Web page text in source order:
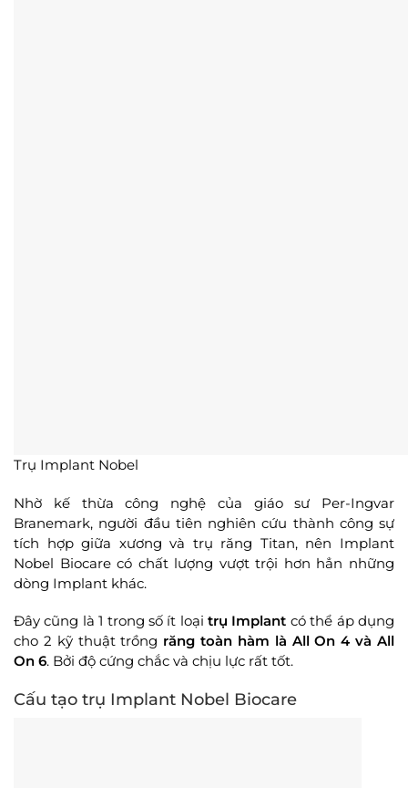
Trụ Implant Nobel
Nhờ kế thừa công nghệ của giáo sư Per-Ingvar
Branemark, người đầu tiên nghiên cứu thành công sự
tích hợp giữa xương và trụ răng Titan, nên Implant
Nobel Biocare có chất lượng vượt trội hơn hẳn những
dòng Implant khác.
Đây cũng là 1 trong số ít loạitrụ Implant có thể áp dụng
cho 2 kỹ thuật trồng răng toàn hàm là All On 4 và All
On 6. Bởi độ cứng chắc và chịu lực rất tốt.
Cấu tạo trụ Implant Nobel Biocare